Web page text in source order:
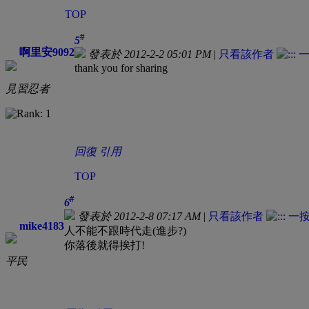
TOP
啊里安9092
見習忍者
5#
發表於 2012-2-2 05:01 PM| 只看該作者
thank you for sharing
回復 引用
TOP
mike4183
平民
6#
發表於 2012-2-8 07:17 AM| 只看該作者
人不能不跟時代走(進步?)
你落後就得挨打!